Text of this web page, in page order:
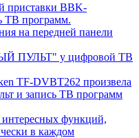
приставки BBK-
ТВ программ.
на передней панели
ПУЛЬТ" у цифровой ТВ
TF-DVBT262 произвела
и запись ТВ программ
интересных функций,
в каждом